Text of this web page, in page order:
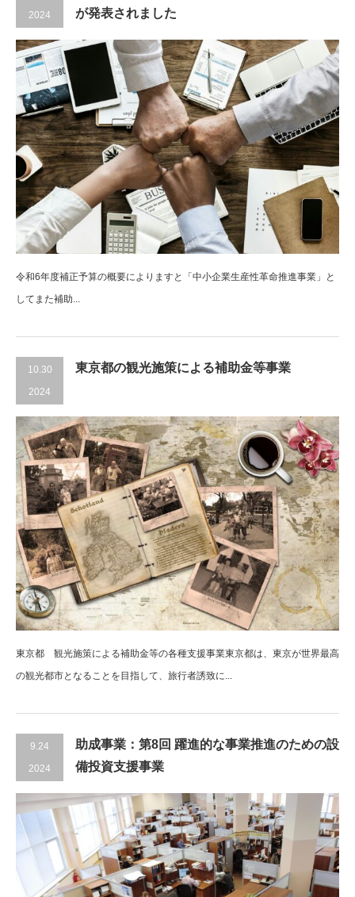
2024
が発表されました
令和6年度補正予算の概要によりますと「中小企業生産性革命推進事業」と
してまた補助...
10.30
2024
東京都の観光施策による補助金等事業
東京都 観光施策による補助金等の各種支援事業東京都は、東京が世界最高
の観光都市となることを目指して、旅行者誘致に...
9.24
2024
助成事業：第8回 躍進的な事業推進のための設
備投資支援事業